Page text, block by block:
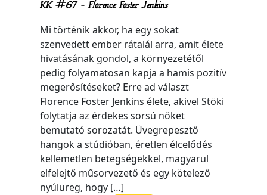
KK #67 – Florence Foster Jenkins
Mi történik akkor, ha egy sokat
szenvedett ember rátalál arra, amit élete
hivatásának gondol, a környezetétől
pedig folyamatosan kapja a hamis pozitív
megerősítéseket? Erre ad választ
Florence Foster Jenkins élete, akivel Stöki
folytatja az érdekes sorsú nőket
bemutató sorozatát. Üvegrepesztő
hangok a stúdióban, éretlen élcelődés
kellemetlen betegségekkel, magyarul
elfelejtő műsorvezető és egy kötelező
nyúlüreg, hogy […]